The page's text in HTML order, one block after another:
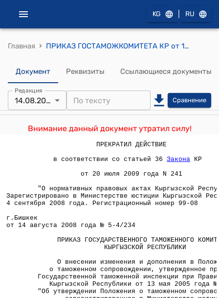
KG RU
Главная › ПРИКАЗ ГОСТАМОЖКОМИТЕТА КР от 14 августа 2008 года № 5-4/234 "О внесении изменения и дополнения в Положение о таможенном сопровождении, утвержденное приказом Государственной таможенной инспекции при Правительстве Кыргызской Республики от 13 мая 2005 года № 4/58 "Об утверждении Положения о таможенном сопровождении", зарегистрированное в Министерстве юстиции Кыргызской Республики 15 июня 2005 года, регистрационный номер 76-05"
Документ Реквизиты Ссылающиеся документы
Редакция
14.08.2008 Сравнение
Внимание данный документ утратил силу!